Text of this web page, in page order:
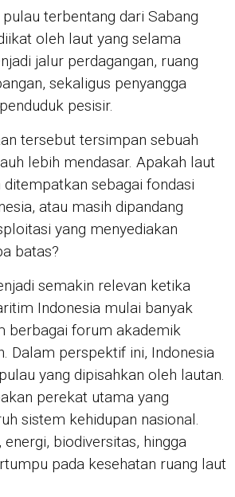
terbentang dari Sabang
oleh laut yang selama
jalur perdagangan, ruang
sekaligus penyangga
pesisir.
tersebut tersimpan sebuah
lebih mendasar. Apakah laut
sebagai fondasi
atau masih dipandang
yang menyediakan
batas?
semakin relevan ketika
Indonesia mulai banyak
berbagai forum akademik
Dalam perspektif ini, Indonesia
yang dipisahkan oleh lautan.
perekat utama yang
sistem kehidupan nasional.
biodiversitas, hingga
pada kesehatan ruang laut